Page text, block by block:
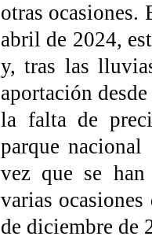
otras ocasiones.
abril de 2024,
y, tras las
aportación
la falta de
parque
vez que se
varias
de diciembre de